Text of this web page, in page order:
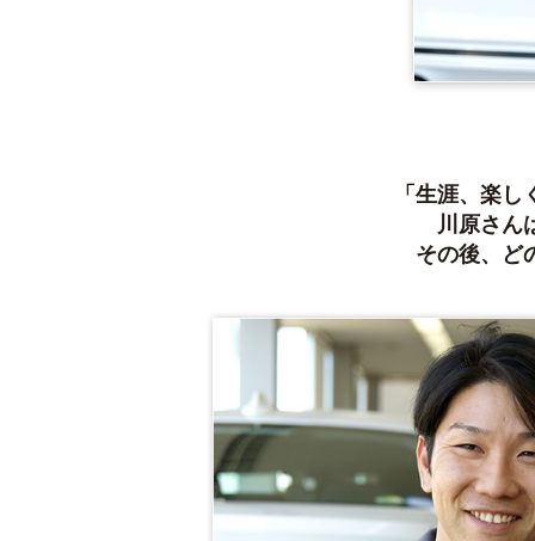
「生涯、楽
川原さん
その後、ど